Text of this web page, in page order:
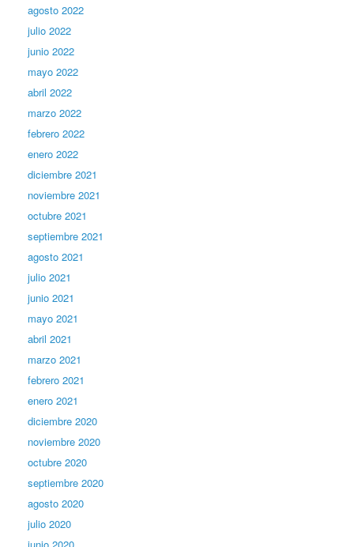
agosto 2022
julio 2022
junio 2022
mayo 2022
abril 2022
marzo 2022
febrero 2022
enero 2022
diciembre 2021
noviembre 2021
octubre 2021
septiembre 2021
agosto 2021
julio 2021
junio 2021
mayo 2021
abril 2021
marzo 2021
febrero 2021
enero 2021
diciembre 2020
noviembre 2020
octubre 2020
septiembre 2020
agosto 2020
julio 2020